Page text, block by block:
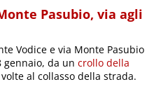
Pasubio, via agli
Vodice e via Monte Pasubio
gennaio, da uncrollo della
al collasso della strada.